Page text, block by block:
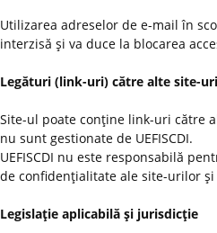
Utilizarea adreselor de e-mail în
interzisă şi va duce la blocarea
Legături (link-uri) către alte site-
Site-ul poate conţine link-uri către
nu sunt gestionate de UEFISCDI.
UEFISCDI nu este responsabilă
de confidenţialitate ale site-urilor
Legislaţie aplicabilă şi jurisdicţie